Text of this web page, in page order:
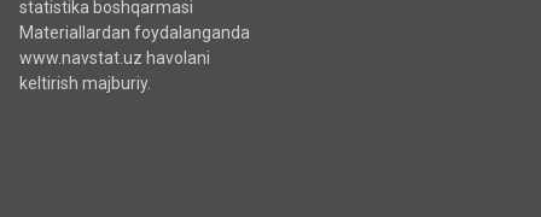
statistika boshqarmasi
Materiallardan foydalanganda
www.navstat.uz havolani
keltirish majburiy.